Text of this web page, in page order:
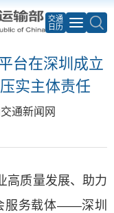
交通
日历
台在深圳成立
实主体责任
通新闻网
高质量发展、助力
服务载体——深圳